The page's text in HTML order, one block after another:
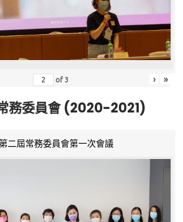
of3 › »
務委員會 (2020-2021)
二屆常務委員會第一次會議